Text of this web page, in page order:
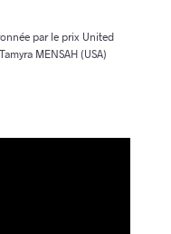
par le prix United
MENSAH (USA)